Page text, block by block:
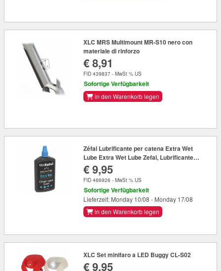
XLC MRS Multimount MR-S10 nero con
materiale di rinforzo
€ 8,91
FID 439837 - MwSt % US
Sofortige Verfügbarkeit
in den Warenkorb legen
Zéfal Lubrificante per catena Extra Wet
Lube Extra Wet Lube Zefal, Lubrificante
premium 125ml bottiglia
€ 9,95
FID 466926 - MwSt % US
Sofortige Verfügbarkeit
Lieferzeit: Monday 10/08 - Monday 17/08
in den Warenkorb legen
XLC Set minifaro a LED Buggy CL-S02
€ 9,95